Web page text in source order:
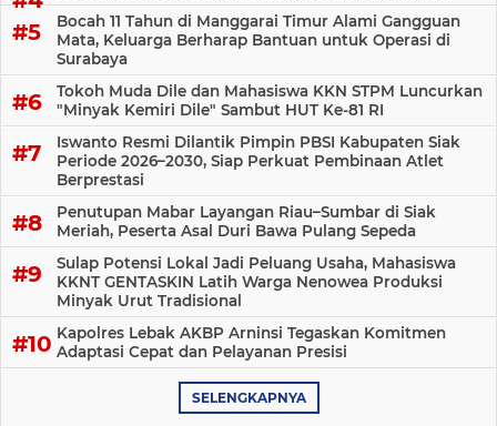
Bocah 11 Tahun di Manggarai Timur Alami Gangguan
Mata, Keluarga Berharap Bantuan untuk Operasi di
Surabaya
Tokoh Muda Dile dan Mahasiswa KKN STPM Luncurkan
"Minyak Kemiri Dile" Sambut HUT Ke-81 RI
Iswanto Resmi Dilantik Pimpin PBSI Kabupaten Siak
Periode 2026–2030, Siap Perkuat Pembinaan Atlet
Berprestasi
Penutupan Mabar Layangan Riau–Sumbar di Siak
Meriah, Peserta Asal Duri Bawa Pulang Sepeda
Sulap Potensi Lokal Jadi Peluang Usaha, Mahasiswa
KKNT GENTASKIN Latih Warga Nenowea Produksi
Minyak Urut Tradisional
Kapolres Lebak AKBP Arninsi Tegaskan Komitmen
Adaptasi Cepat dan Pelayanan Presisi
SELENGKAPNYA